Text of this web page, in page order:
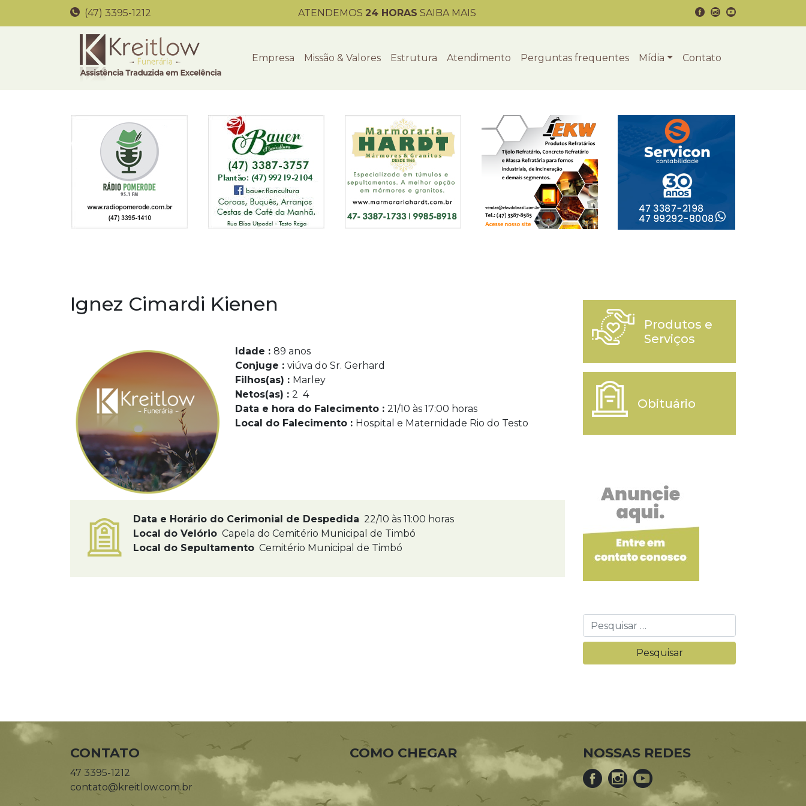
(47) 3395-1212 ATENDEMOS 24 HORAS SAIBA MAIS
Empresa Missão & Valores Estrutura Atendimento Perguntas frequentes Mídia Contato
Ignez Cimardi Kienen
Idade : 89 anos
Conjuge : viúva do Sr. Gerhard
Filhos(as) : Marley
Netos(as) : 2 4
Data e hora do Falecimento : 21/10 às 17:00 horas
Local do Falecimento : Hospital e Maternidade Rio do Testo
Data e Horário do Cerimonial de Despedida 22/10 às 11:00 horas
Local do Velório Capela do Cemitério Municipal de Timbó
Local do Sepultamento Cemitério Municipal de Timbó
Produtos e
Serviços
Obituário
CONTATO
47 3395-1212
contato@kreitlow.com.br
COMO CHEGAR NOSSAS REDES